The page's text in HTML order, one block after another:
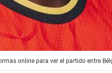
online para ver el partido entre